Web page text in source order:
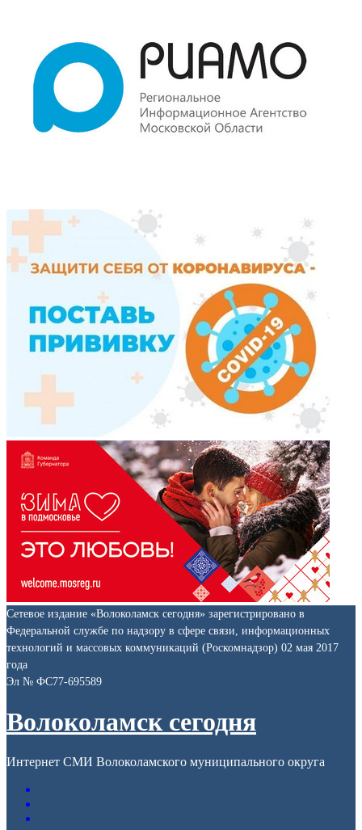
Сетевое издание «Волоколамск сегодня» зарегистрировано в
Федеральной службе по надзору в сфере связи, информационных
технологий и массовых коммуникаций (Роскомнадзор) 02 мая 2017
года
Эл № ФС77-695589
Волоколамск сегодня
Интернет СМИ Волоколамского муниципального округа